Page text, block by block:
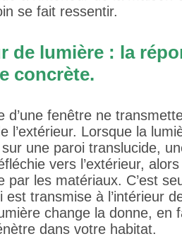
se fait ressentir.
de lumière : la
concrète.
d’une fenêtre ne
l’extérieur. Lorsque la
une paroi translucide,
vers l’extérieur, alors
par les matériaux. C’est
est transmise à l’intérieur
change la donne, en
dans votre habitat.